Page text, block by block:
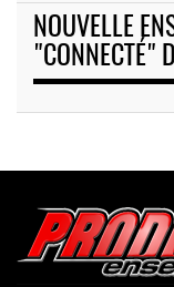
NOUVELLE
"CONNECTÉ"